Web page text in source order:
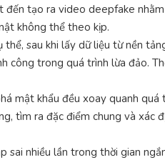
tạo ra video deepfake
không thể theo kịp.
sau khi lấy dữ liệu từ nền
công trong quá trình lừa đảo.
mật khẩu đều xoay quanh
tìm ra đặc điểm chung và xác
nhiều lần trong thời gian